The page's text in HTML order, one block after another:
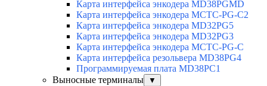
Карта интерфейса энкодера MD38PGMD
Карта интерфейса энкодера MCTC-PG-C2
Карта интерфейса энкодера MD32PG5
Карта интерфейса энкодера MD32PG3
Карта интерфейса энкодера MCTC-PG-C
Карта интерфейса резольвера MD38PG4
Программируемая плата MD38PC1
Выносные терминалы
▼